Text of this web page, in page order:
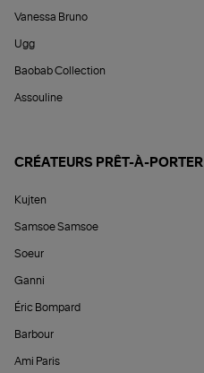
Vanessa Bruno
Ugg
Baobab Collection
Assouline
CRÉATEURS PRÊT-À-PORTER
Kujten
Samsoe Samsoe
Soeur
Ganni
Éric Bompard
Barbour
Ami Paris